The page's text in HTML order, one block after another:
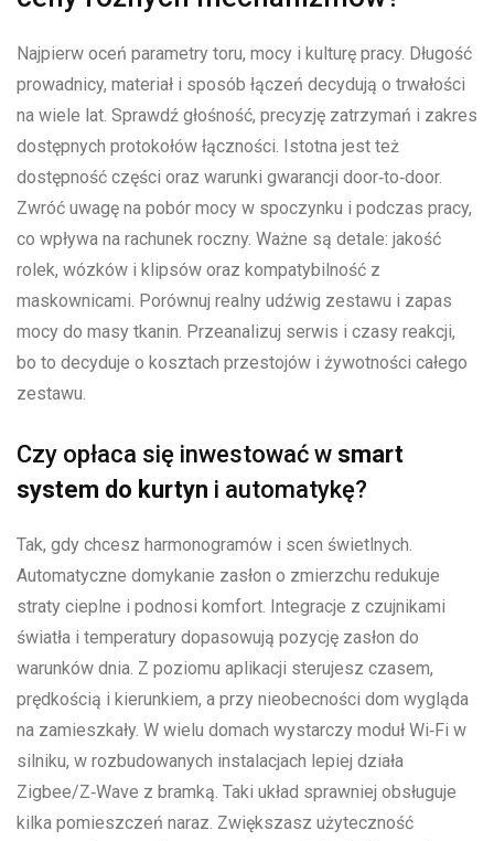
Najpierw oceń parametry toru, mocy i kulturę pracy. Długość
prowadnicy, materiał i sposób łączeń decydują o trwałości
na wiele lat. Sprawdź głośność, precyzję zatrzymań i zakres
dostępnych protokołów łączności. Istotna jest też
dostępność części oraz warunki gwarancji door‑to‑door.
Zwróć uwagę na pobór mocy w spoczynku i podczas pracy,
co wpływa na rachunek roczny. Ważne są detale: jakość
rolek, wózków i klipsów oraz kompatybilność z
maskownicami. Porównuj realny udźwig zestawu i zapas
mocy do masy tkanin. Przeanalizuj serwis i czasy reakcji,
bo to decyduje o kosztach przestojów i żywotności całego
zestawu.
Czy opłaca się inwestować w smart
system do kurtyn i automatykę?
Tak, gdy chcesz harmonogramów i scen świetlnych.
Automatyczne domykanie zasłon o zmierzchu redukuje
straty cieplne i podnosi komfort. Integracje z czujnikami
światła i temperatury dopasowują pozycję zasłon do
warunków dnia. Z poziomu aplikacji sterujesz czasem,
prędkością i kierunkiem, a przy nieobecności dom wygląda
na zamieszkały. W wielu domach wystarczy moduł Wi‑Fi w
silniku, w rozbudowanych instalacjach lepiej działa
Zigbee/Z‑Wave z bramką. Taki układ sprawniej obsługuje
kilka pomieszczeń naraz. Zwiększasz użyteczność